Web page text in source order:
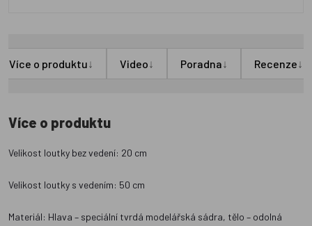
Více o produktu↓ Video↓ Poradna↓ Recenze↓
Více o produktu
Velikost loutky bez vedení: 20 cm
Velikost loutky s vedením: 50 cm
Materiál: Hlava – speciální tvrdá modelářská sádra, tělo – odolná